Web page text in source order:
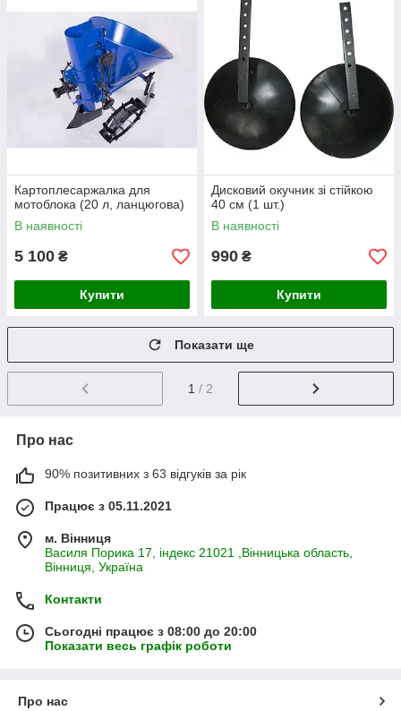
Картоплесаржалка для
мотоблока (20 л, ланцюгова)
В наявності
5 100 ₴
Купити
Дисковий окучник зі стійкою
40 см (1 шт.)
В наявності
990 ₴
Купити
Показати ще
1 / 2
Про нас
90% позитивних з 63 відгуків за рік
Працює з 05.11.2021
м. Вінниця
Василя Порика 17, індекс 21021 ,Вінницька область,
Вінниця, Україна
Контакти
Сьогодні працює з 08:00 до 20:00
Показати весь графік роботи
Про нас